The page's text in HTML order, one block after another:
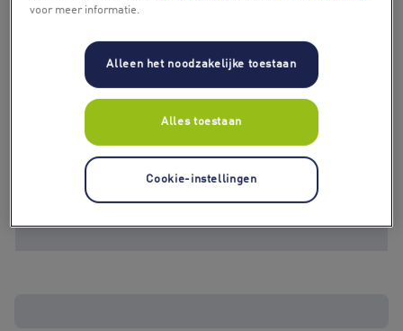
voor meer informatie.
Alleen het noodzakelijke toestaan
Alles toestaan
Cookie-instellingen